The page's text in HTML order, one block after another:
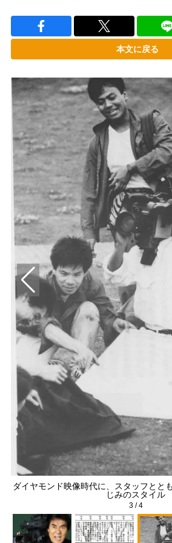
本文に戻る
ダイヤモンド映像時代に、スタッフとと
じみのスタイル
3/4